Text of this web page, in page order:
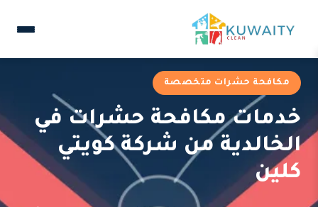
مكافحة حشرات متخصصة
خدمات مكافحة حشرات في
الخالدية من شركة كويتي
كلين